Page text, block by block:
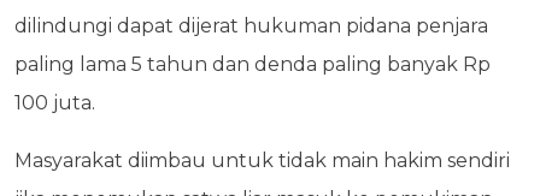
dilindungi dapat dijerat hukuman pidana penjara
paling lama 5 tahun dan denda paling banyak Rp
100 juta.
Masyarakat diimbau untuk tidak main hakim sendiri